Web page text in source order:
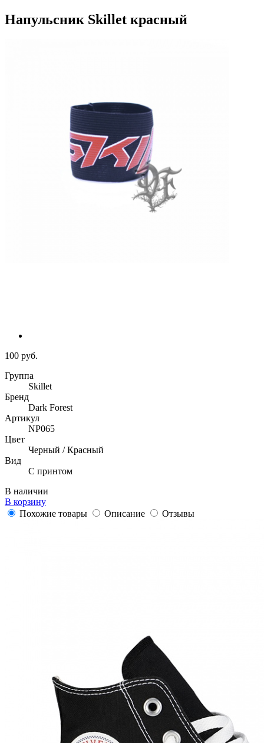
Напульсник Skillet красный
100 руб.
Группа
Skillet
Бренд
Dark Forest
Артикул
NP065
Цвет
Черный / Красный
Вид
С принтом
В наличии
В корзину
Похожие товары
Описание Отзывы